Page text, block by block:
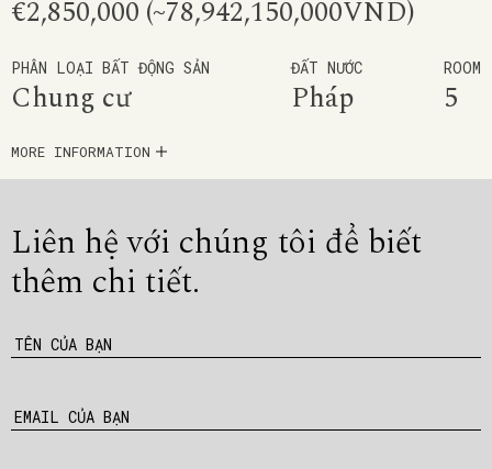
€2,850,000 (~78,942,150,000VND)
PHÂN LOẠI BẤT ĐỘNG SẢN
Chung cư
ĐẤT NƯỚC
Pháp
ROOM
5
MORE INFORMATION
Liên hệ với chúng tôi để biết
thêm chi tiết.
TÊN CỦA BẠN
EMAIL CỦA BẠN